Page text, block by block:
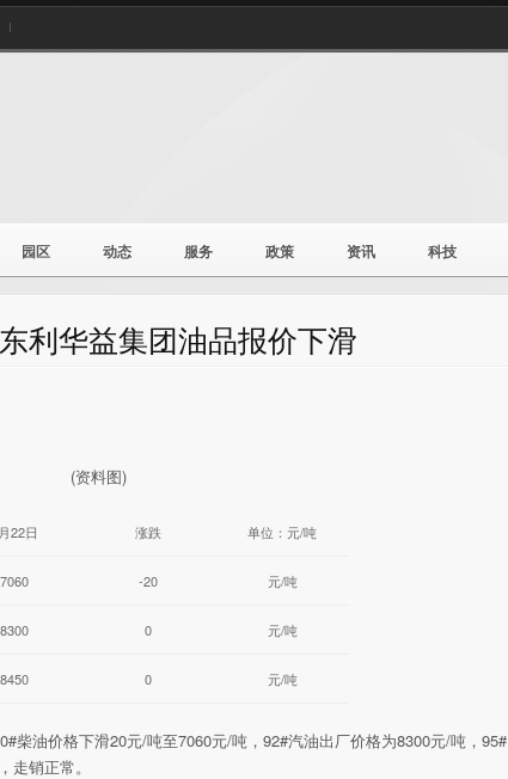
园区 动态 服务 政策 资讯 科技
利华益集团油品报价下滑
(资料图)
22日 涨跌 单位：元/吨
7060 -20 元/吨
8300 0 元/吨
8450 0 元/吨
柴油价格下滑20元/吨至7060元/吨，92#汽油出厂价格为8300元/吨，95#
销正常。